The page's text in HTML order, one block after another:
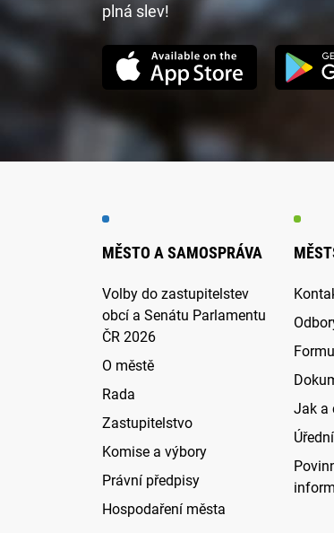
plná slev!
MĚSTO A SAMOSPRÁVA
Volby do zastupitelstev
obcí a Senátu Parlamentu
ČR 2026
O městě
Rada
Zastupitelstvo
Komise a výbory
Právní předpisy
Hospodaření města
Jak a